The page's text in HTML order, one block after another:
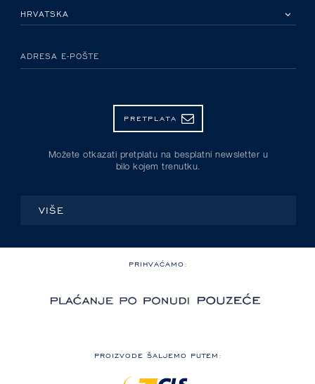
ADRESA E-POŠTE
PRETPLATA
Možete otkazati pretplatu na besplatni newsletter u
bilo kojem trenutku.
VIŠE
PRIHVAĆAMO:
PROIZVODE ŠALJEMO PUTEM: